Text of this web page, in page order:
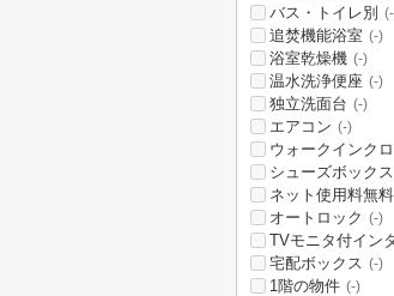
バス・トイレ別
追焚機能浴室 (-)
浴室乾燥機 (-)
温水洗浄便座 (-)
独立洗面台 (-)
エアコン (-)
ウォークインク
シューズボックス
ネット使用料無料
オートロック (-)
TVモニタ付イン
宅配ボックス (-)
1階の物件 (-)